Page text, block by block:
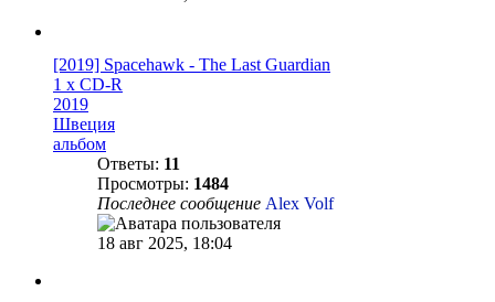
[2019] Spacehawk - The Last Guardian
1 x CD-R
2019
Швеция
альбом
Ответы: 11
Просмотры: 1484
Последнее сообщение Alex Volf
18 авг 2025, 18:04